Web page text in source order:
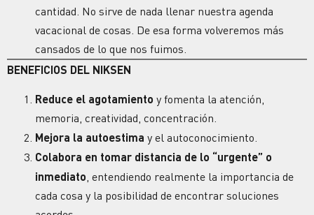
cantidad. No sirve de nada llenar nuestra agenda
vacacional de cosas. De esa forma volveremos más
cansados de lo que nos fuimos.
BENEFICIOS DEL NIKSEN
Reduce el agotamiento y fomenta la atención,
memoria, creatividad , concentración.
Mejora la autoestima y el autoconocimiento.
Colabora en tomar distancia de lo “urgente” o
inmediato , entendiendo realmente la importancia de
cada cosa y la posibilidad de encontrar soluciones